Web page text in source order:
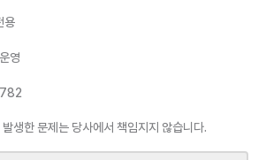
용
영
생한 문제는 당사에서 책임지지 않습니다.